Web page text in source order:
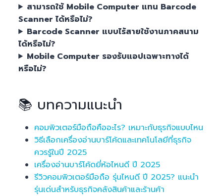
สามารถใช้ Mobile Computer แทน Barcode
Scanner ได้หรือไม่?
Barcode Scanner แบบไร้สายใช้งานภาคสนาม
ได้หรือไม่?
Mobile Computer รองรับแอปเฉพาะทางได้
หรือไม่?
📚 บทความแนะนำ
คอมพิวเตอร์มือถือคืออะไร? เหมาะกับธุรกิจแบบไหน
วิธีเลือกเครื่องอ่านบาร์โค้ดและเทคโนโลยีที่ธุรกิจ
ควรรู้ในปี 2025
เครื่องอ่านบาร์โค้ดยี่ห้อไหนดี ปี 2025
รีวิวคอมพิวเตอร์มือถือ รุ่นไหนดี ปี 2025? แนะนำ
รุ่นเด่นสำหรับธุรกิจคลังสินค้าและร้านค้า